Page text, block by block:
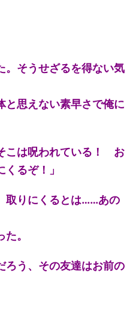
。そうせざるを得ない気
と思えない素早さで俺に
こは呪われている！ お
るぞ！」
取りにくるとは……あの
。
ろう、その友達はお前の